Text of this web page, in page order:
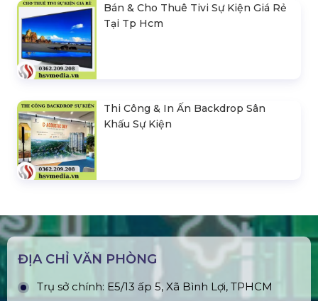
Bán & Cho Thuê Tivi Sự Kiện Giá Rẻ
Tại Tp Hcm
Thi Công & In Ấn Backdrop Sân
Khấu Sự Kiện
ĐỊA CHỈ VĂN PHÒNG
Trụ sở chính: E5/13 ấp 5, Xã Bình Lợi, TPHCM